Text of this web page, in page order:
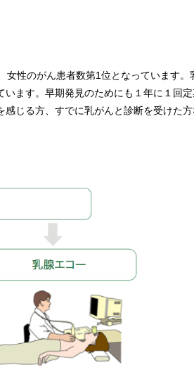
性のがん患者数第1位となっています。
ます。早期発見のためにも１年に１回
じる方、すでに乳がんと診断を受けた